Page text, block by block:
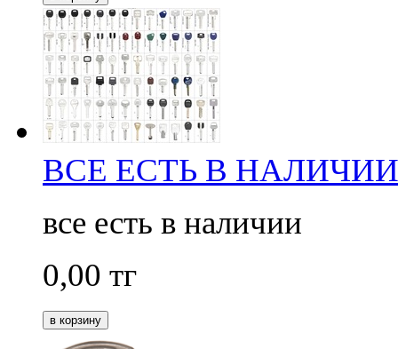
ВСЕ ЕСТЬ В НАЛИЧИИ
все есть в наличии
0,00 тг